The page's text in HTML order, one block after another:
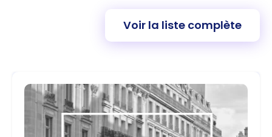
Voir la liste complète